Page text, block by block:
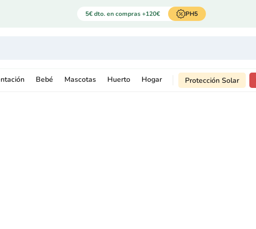
5€ dto. en compras +120€ PH5
Bebé Mascotas Huerto Hogar Protección Solar